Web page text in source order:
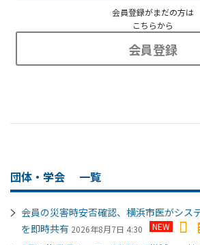
会員登録がまだの方は
こちらから
会員登録
団体・学会 一覧
会員の災害時安否確認、横浜市医がシ
を即時共有 2026年8月7日 4:30 NEW